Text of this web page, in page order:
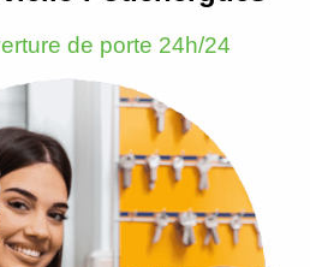
de porte 24h/24